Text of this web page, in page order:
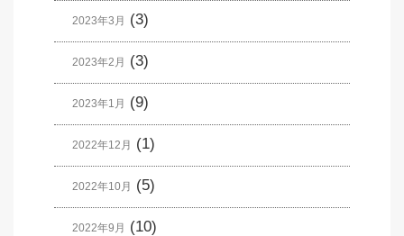
2023年3月 (3)
2023年2月 (3)
2023年1月 (9)
2022年12月 (1)
2022年10月 (5)
2022年9月 (10)